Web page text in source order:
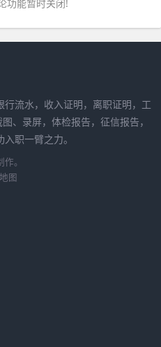
功能暂时关闭!
流水，收入证明，离职证明，工
、录屏，体检报告，征信报告，
职一臂之力。
作。
图